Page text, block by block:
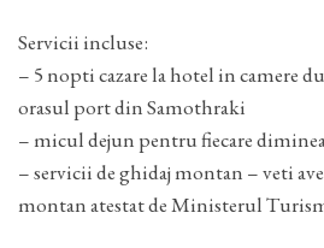
Servicii incluse:
– 5 nopti cazare la hotel in camere
orasul port din Samothraki
– micul dejun pentru fiecare
– servicii de ghidaj montan – veti
montan atestat de Ministerul